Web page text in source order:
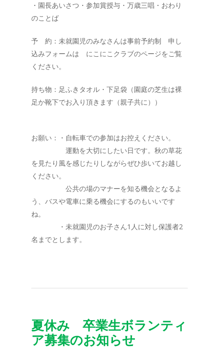
・園長あいさつ・参加賞授与・万歳三唱・おわり
のことば
予 約：未就園児のみなさんは事前予約制 申し
込みフォームは にこにこクラブのページをご覧
ください。
持ち物：足ふきタオル・下足袋（園庭の芝生は裸
足か靴下でお入り頂きます（親子共に））
お願い：・自転車での参加はお控えください。
運動を大切にしたい日です。秋の草花
を見たり風を感じたりしながらぜひ歩いてお越し
ください。
公共の場のマナーを知る機会となるよ
う、バスや電車に乗る機会にするのもいいです
ね。
・未就園児のお子さん1人に対し保護者2
名までとします。
夏休み 卒業生ボランティ
ア募集のお知らせ